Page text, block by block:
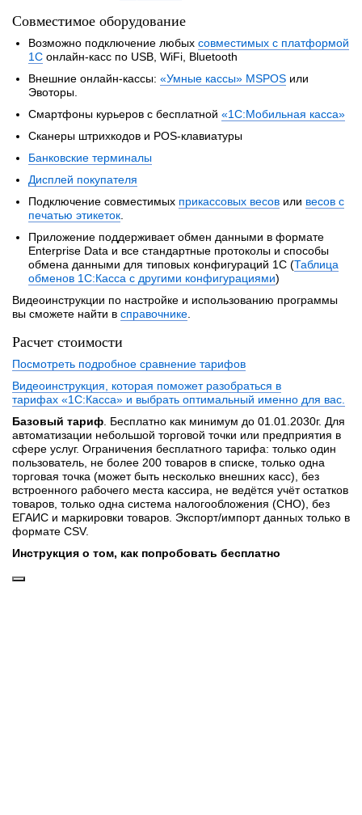
Совместимое оборудование
Возможно подключение любых совместимых с платформой
1С онлайн-касс по USB, WiFi, Bluetooth
Внешние онлайн-кассы: «Умные кассы» MSPOS или
Эвоторы.
Смартфоны курьеров с бесплатной «1С:Мобильная касса»
Сканеры штрихкодов и POS-клавиатуры
Банковские терминалы
Дисплей покупателя
Подключение совместимых прикассовых весов или весов с
печатью этикеток
Приложение поддерживает обмен данными в формате
Enterprise Data и все стандартные протоколы и способы
обмена данными для типовых конфигураций 1С (Таблица
обменов 1С:Касса с другими конфигурациями)
Видеоинструкции по настройке и использованию программы
вы сможете найти в справочнике
Расчет стоимости
Посмотреть подробное сравнение тарифов
Видеоинструкция, которая поможет разобраться в
тарифах «1С:Касса» и выбрать оптимальный именно для вас
Базовый тариф . Бесплатно как минимум до 01.01.2030г. Для
автоматизации небольшой торговой точки или предприятия в
сфере услуг. Ограничения бесплатного тарифа: только один
пользователь, не более 200 товаров в списке, только одна
торговая точка (может быть несколько внешних касс), без
встроенного рабочего места кассира, не ведётся учёт остатков
товаров, только одна система налогообложения (СНО), без
ЕГАИС и маркировки товаров. Экспорт/импорт данных только в
формате CSV.
Инструкция о том, как попробовать бесплатно